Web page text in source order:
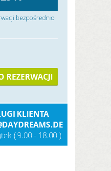
bezpośrednio
REZERWACJI
KLIENTA
( 9.00 - 18.00 )